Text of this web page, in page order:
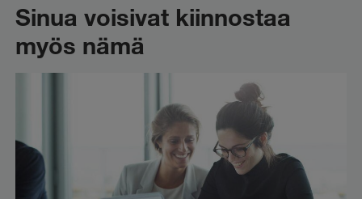
Sinua voisivat kiinnostaa
myös nämä